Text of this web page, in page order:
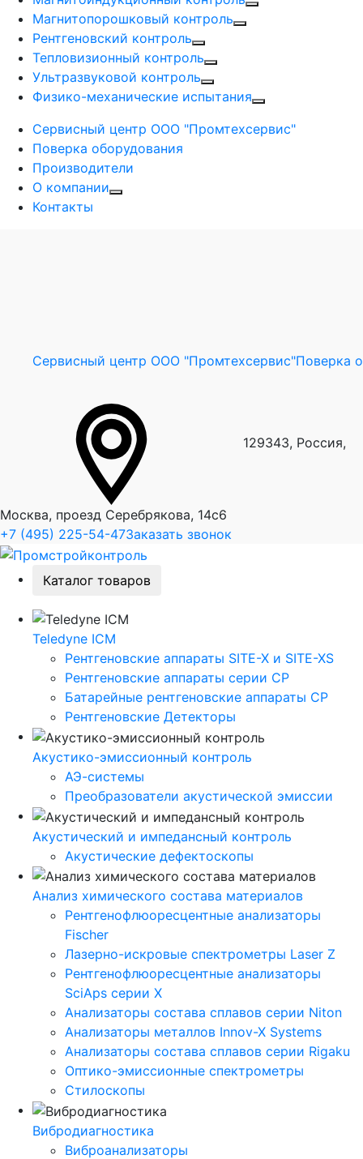
Магнитопорошковый контроль
Рентгеновский контроль
Тепловизионный контроль
Ультразвуковой контроль
Физико-механические испытания
Сервисный центр ООО "Промтехсервис"
Поверка оборудования
Производители
О компании
Контакты
Сервисный центр ООО "Промтехсервис"Поверка
129343, Россия,
Москва, проезд Серебрякова, 14с6
+7 (495) 225-54-47Заказать звонок
Каталог товаров
Teledyne ICM
Рентгеновские аппараты SITE-X и SITE-XS
Рентгеновские аппараты серии CP
Батарейные рентгеновские аппараты CP
Рентгеновские Детекторы
Акустико-эмисcионный контроль
АЭ-системы
Преобразователи акустической эмиссии
Акустический и импедансный контроль
Акустические дефектоскопы
Анализ химического состава материалов
Рентгенофлюоресцентные анализаторы
Fischer
Лазерно-искровые спектрометры Laser Z
Рентгенофлюоресцентные анализаторы
SciAps серии Х
Анализаторы состава сплавов серии Niton
Анализаторы металлов Innov-X Systems
Анализаторы состава сплавов серии Rigaku
Оптико-эмиссионные спектрометры
Стилоскопы
Вибродиагностика
Виброанализаторы